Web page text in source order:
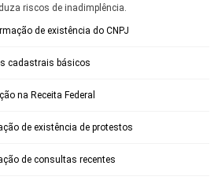
riscos de inadimplência.
de existência do CNPJ
cadastrais básicos
na Receita Federal
de existência de protestos
de consultas recentes